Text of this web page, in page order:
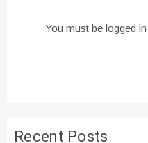
You must be logged in
Recent Posts